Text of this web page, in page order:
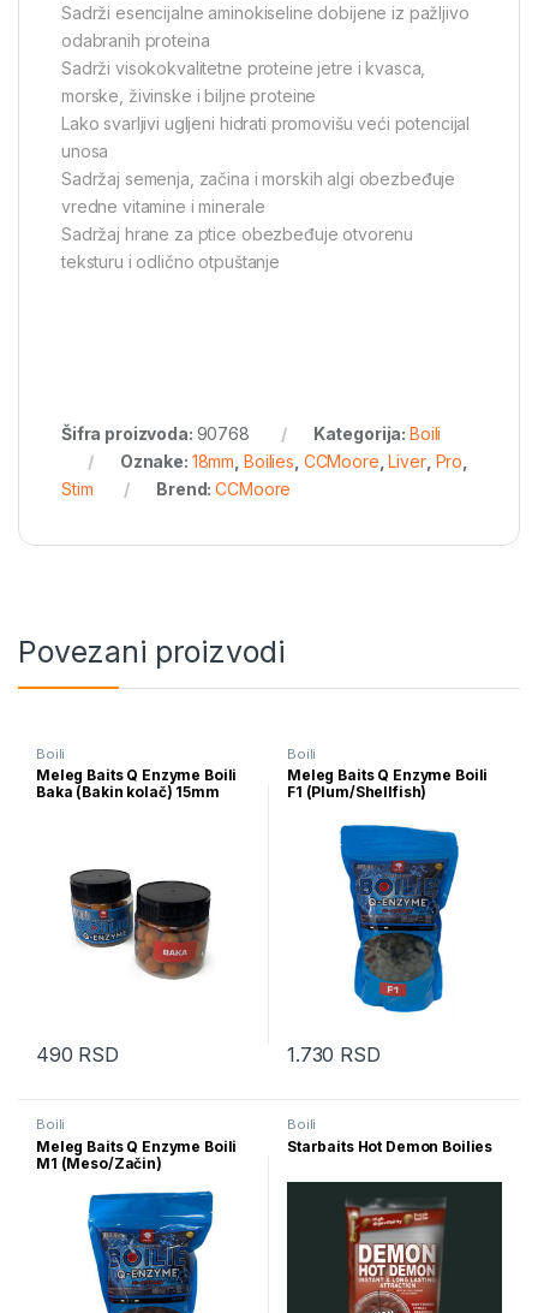
Sadrži esencijalne aminokiseline dobijene iz pažljivo
odabranih proteina
Sadrži visokokvalitetne proteine jetre i kvasca,
morske, živinske i biljne proteine
Lako svarljivi ugljeni hidrati promovišu veći potencijal
unosa
Sadržaj semenja, začina i morskih algi obezbeđuje
vredne vitamine i minerale
Sadržaj hrane za ptice obezbeđuje otvorenu
teksturu i odlično otpuštanje
Šifra proizvoda: 90768 Kategorija: Boili
Oznake: 18mm Boilies CCMoore ,Liver, Pro
Stim
Brend:CCMoore
Povezani proizvodi
Boili
Meleg Baits Q Enzyme Boili
Baka (Bakin kolač) 15mm
490 RSD
Boili
Meleg Baits Q Enzyme Boili
F1 (Plum/Shellfish)
1.730 RSD
Boili
Meleg Baits Q Enzyme Boili
M1 (Meso/Začin)
Boili
Starbaits Hot Demon Boilies